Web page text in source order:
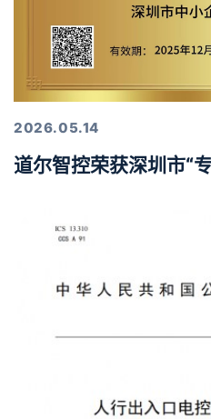
2026.05.14
道尔智控荣获深圳市“